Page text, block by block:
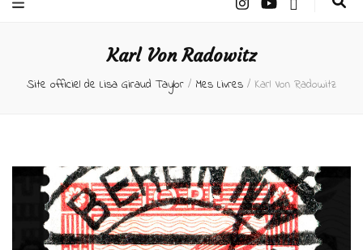
Taylor –
Auteur
Karl Von Radowitz
Site officiel de Lisa Giraud Taylor / Mes Livres / Karl Von Radowitz